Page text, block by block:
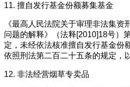
11. 擅自发行基金份额募集基金
《最高人民法院关于审理非法集资
问题的解释》（法释[2010]18号）
定，未经依法核准擅自发行基金份
依照刑法第二百二十五条的规定，
12. 非法经营烟草专卖品